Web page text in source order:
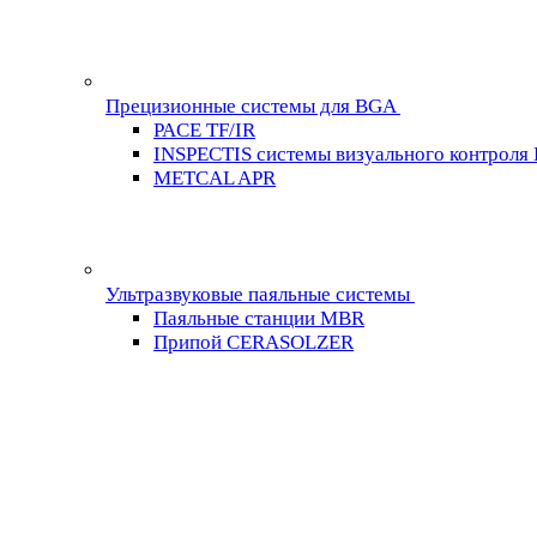
Прецизионные системы для BGA
PACE TF/IR
INSPECTIS системы визуального контроля
METCAL APR
Ультразвуковые паяльные системы
Паяльные станции MBR
Припой CERASOLZER